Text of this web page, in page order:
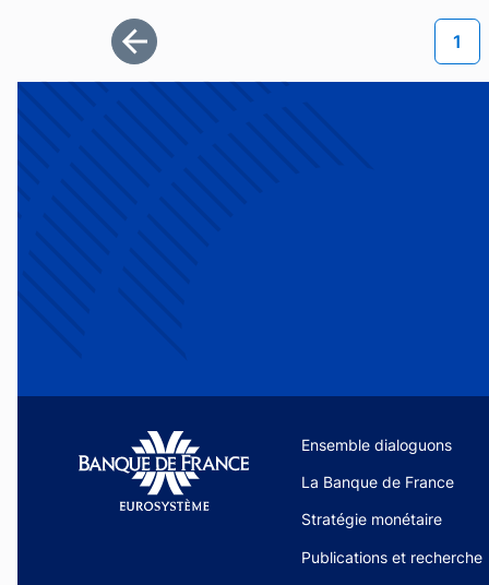
Première page
1
Site navigation
Ensemble dialoguons
La Banque de France
Stratégie monétaire
Publications et recherche